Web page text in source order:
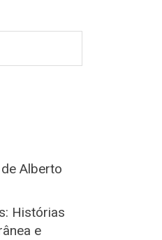
Alberto
Histórias
e